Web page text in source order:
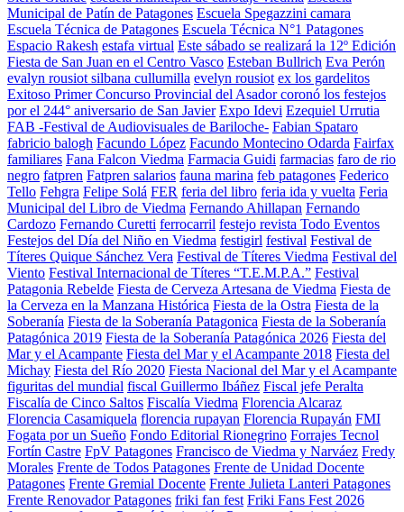
Municipal de Patín de Patagones Escuela Spegazzini camara
Escuela Técnica de Patagones Escuela Técnica N°1 Patagones
Espacio Rakesh estafa virtual Este sábado se realizará la 12º Edición
Fiesta de San Juan en el Centro Vasco Esteban Bullrich Eva Perón
evalyn rousiot silbana cullumilla evelyn rousiot ex los gardelitos
Exitoso Primer Concurso Provincial del Asador coronó los festejos
por el 244° aniversario de San Javier Expo Idevi Ezequiel Urrutia
FAB -Festival de Audiovisuales de Bariloche- Fabian Spataro
fabricio balogh Facundo López Facundo Montecino Odarda Fairfax
familiares Fana Falcon Viedma Farmacia Guidi farmacias faro de rio
negro fatpren Fatpren salarios fauna marina feb patagones Federico
Tello Fehgra Felipe Solá FER feria del libro feria ida y vuelta Feria
Municipal del Libro de Viedma Fernando Ahillapan Fernando
Cardozo Fernando Curetti ferrocarril festejo revista Todo Eventos
Festejos del Día del Niño en Viedma festigirl festival Festival de
Títeres Quique Sánchez Vera Festival de Títeres Viedma Festival del
Viento Festival Internacional de Títeres “T.E.M.P.A.” Festival
Patagonia Rebelde Fiesta de Cerveza Artesana de Viedma Fiesta de
la Cerveza en la Manzana Histórica Fiesta de la Ostra Fiesta de la
Soberanía Fiesta de la Soberanía Patagonica Fiesta de la Soberanía
Patagónica 2019 Fiesta de la Soberanía Patagónica 2026 Fiesta del
Mar y el Acampante Fiesta del Mar y el Acampante 2018 Fiesta del
Michay Fiesta del Río 2020 Fiesta Nacional del Mar y el Acampante
figuritas del mundial fiscal Guillermo Ibáñez Fiscal jefe Peralta
Fiscalía de Cinco Saltos Fiscalía Viedma Florencia Alcaraz
Florencia Casamiquela florencia rupayan Florencia Rupayán FMI
Fogata por un Sueño Fondo Editorial Rionegrino Forrajes Tecnol
Fortín Castre FpV Patagones Francisco de Viedma y Narváez Fredy
Morales Frente de Todos Patagones Frente de Unidad Docente
Patagones Frente Gremial Docente Frente Julieta Lanteri Patagones
Frente Renovador Patagones friki fan fest Friki Fans Fest 2026